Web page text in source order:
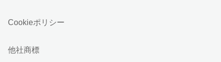
Cookieポリシー
他社商標